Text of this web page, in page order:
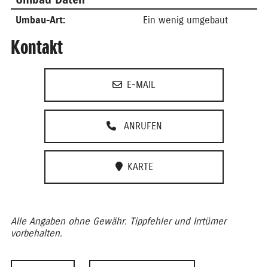
Umbau-Art: Ein wenig umgebaut
Kontakt
E-MAIL
ANRUFEN
KARTE
Alle Angaben ohne Gewähr. Tippfehler und Irrtümer
vorbehalten.